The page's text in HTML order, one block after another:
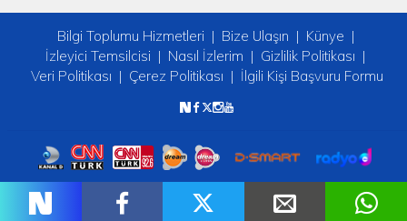
Bilgi Toplumu Hizmetleri Bize Ulaşın
Künye
İzleyici Temsilcisi
Nasıl İzlerim
Gizlilik Politikası
Veri Politikası
Çerez Politikası İlgili Kişi Başvuru Formu